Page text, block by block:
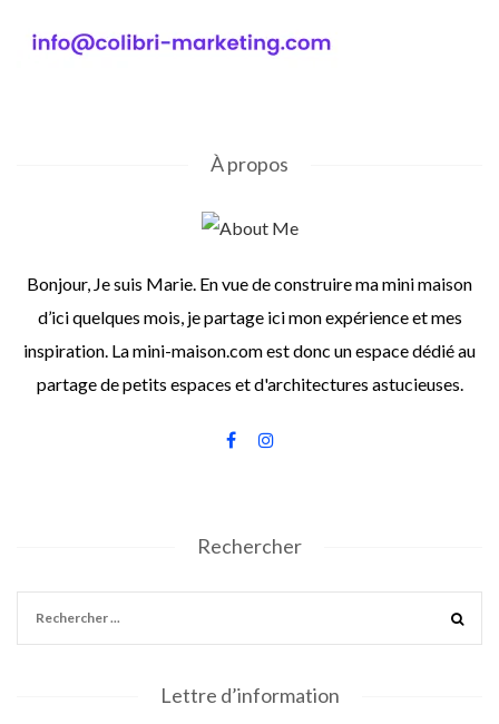
À propos
Bonjour, Je suis Marie. En vue de construire ma mini maison
d’ici quelques mois, je partage ici mon expérience et mes
inspiration. La mini-maison.com est donc un espace dédié au
partage de petits espaces et d'architectures astucieuses.
Rechercher
Lettre d’information